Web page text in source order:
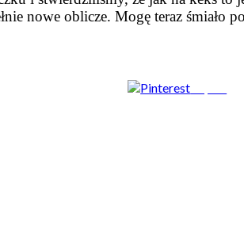
nowe oblicze. Mogę teraz śmiało